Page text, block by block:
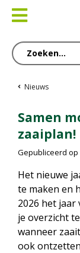
naar
Nieuws
Samen
zaaiplan!
Gepubliceerd op
Het nieuwe
te maken en
2026 het jaar
je overzicht
wanneer
ook